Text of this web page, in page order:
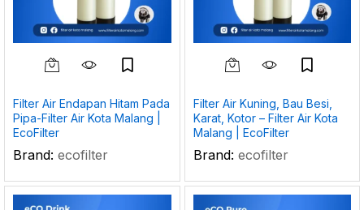
Filter Air Endapan Hitam Pada
Pipa-Filter Air Kota Malang |
EcoFilter
Brand: ecofilter
Filter Air Kuning, Bau Besi,
Karat, Kotor – Filter Air Kota
Malang | EcoFilter
Brand: ecofilter